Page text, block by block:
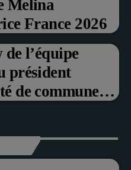
Melina
France 2026
l’équipe
président
de communes
de com